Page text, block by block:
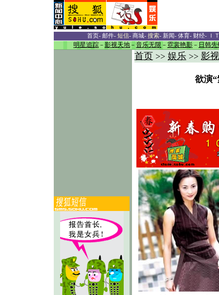
首页- 邮件- 短信- 商城- 搜索- 新闻- 体育- 财经- Ｉ
明星追踪 － 影视天地 － 音乐无限 － 霓裳艳影 － 日韩先
首页 >> 娱乐 >> 影
欲演